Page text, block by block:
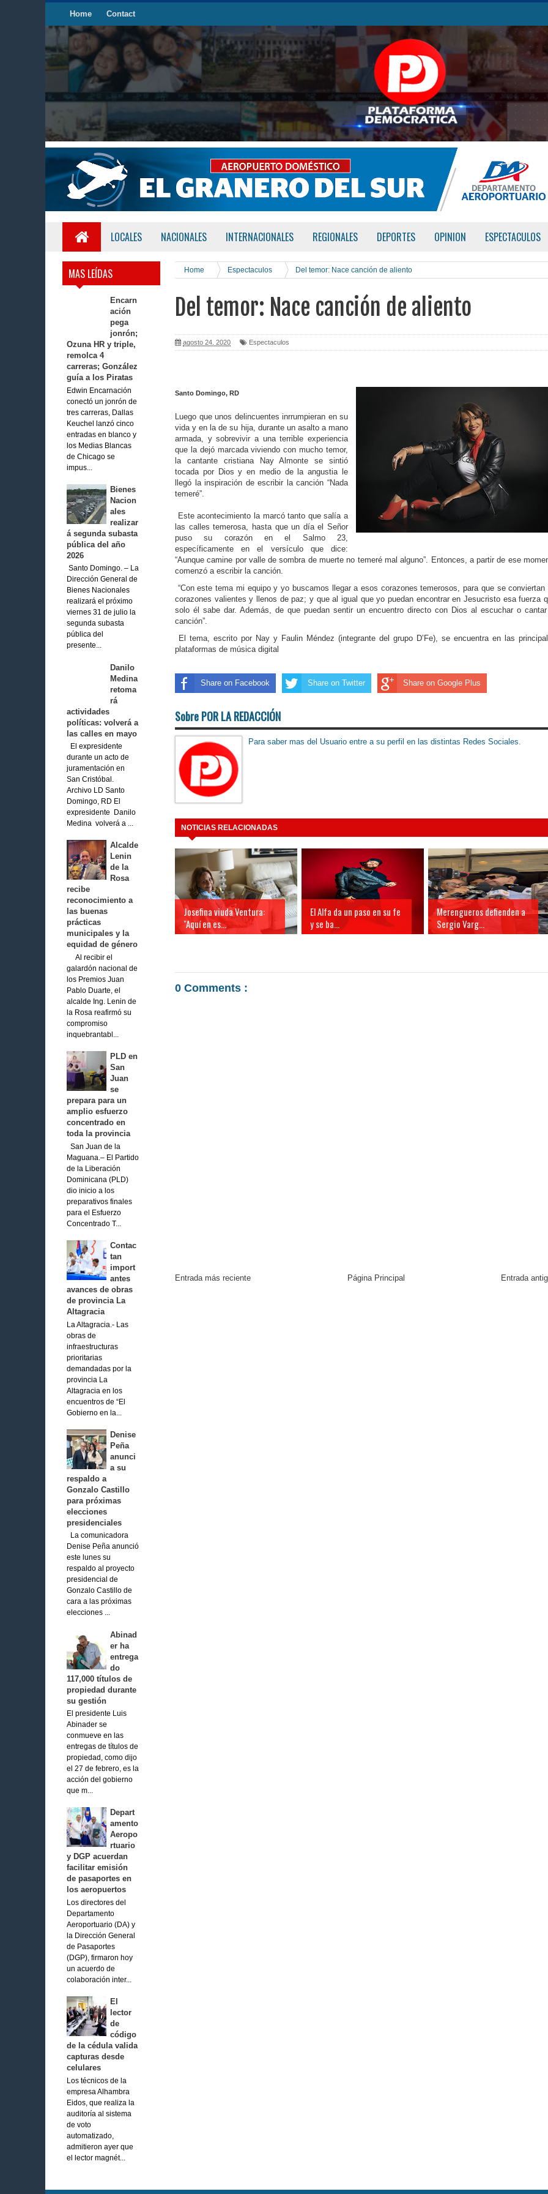
Home Contact
LOCALES NACIONALES INTERNACIONALES REGIONALES DEPORTES OPINION ESPECTACULOS
MAS LEÍDAS
Encarn
ación
pega
jonrón;
Ozuna HR y triple,
remolca 4
carreras; González
guía a los Piratas
Edwin Encarnación
conectó un jonrón de
tres carreras, Dallas
Keuchel lanzó cinco
entradas en blanco y
los Medias Blancas
de Chicago se
impus...
Bienes
Nacion
ales
realizar
á segunda subasta
pública del año
2026
Santo Domingo. – La
Dirección General de
Bienes Nacionales
realizará el próximo
viernes 31 de julio la
segunda subasta
pública del
presente...
Danilo
Medina
retoma
rá
actividades
políticas: volverá a
las calles en mayo
El expresidente
durante un acto de
juramentación en
San Cristóbal.
Archivo LD Santo
Domingo, RD El
expresidente Danilo
Medina volverá a ...
Alcalde
Lenin
de la
Rosa
recibe
reconocimiento a
las buenas
prácticas
municipales y la
equidad de género
Al recibir el
galardón nacional de
los Premios Juan
Pablo Duarte, el
alcalde Ing. Lenin de
la Rosa reafirmó su
compromiso
inquebrantabl...
PLD en
San
Juan
se
prepara para un
amplio esfuerzo
concentrado en
toda la provincia
San Juan de la
Maguana.– El Partido
de la Liberación
Dominicana (PLD)
dio inicio a los
preparativos finales
para el Esfuerzo
Concentrado T...
Contac
tan
import
antes
avances de obras
de provincia La
Altagracia
La Altagracia.- Las
obras de
infraestructuras
prioritarias
demandadas por la
provincia La
Altagracia en los
encuentros de “El
Gobierno en la...
Denise
Peña
anunci
a su
respaldo a
Gonzalo Castillo
para próximas
elecciones
presidenciales
La comunicadora
Denise Peña anunció
este lunes su
respaldo al proyecto
presidencial de
Gonzalo Castillo de
cara a las próximas
elecciones ...
Abinad
er ha
entrega
do
117,000 títulos de
propiedad durante
su gestión
El presidente Luis
Abinader se
conmueve en las
entregas de títulos de
propiedad, como dijo
el 27 de febrero, es la
acción del gobierno
que m...
Depart
amento
Aeropo
rtuario
y DGP acuerdan
facilitar emisión
de pasaportes en
los aeropuertos
Los directores del
Departamento
Aeroportuario (DA) y
la Dirección General
de Pasaportes
(DGP), firmaron hoy
un acuerdo de
colaboración inter...
El
lector
de
código
de la cédula valida
capturas desde
celulares
Los técnicos de la
empresa Alhambra
Eidos, que realiza la
auditoría al sistema
de voto
automatizado,
admitieron ayer que
el lector magnét...
Home Espectaculos Del temor: Nace canción de aliento
Del temor: Nace canción de aliento
agosto 24, 2020 Espectaculos
Santo Domingo, RD
Luego que unos delincuentes inrrumpieran en su
vida y en la de su hija, durante un asalto a mano
armada, y sobrevivir a una terrible experiencia
que la dejó marcada viviendo con mucho temor,
la cantante cristiana Nay Almonte se sintió
tocada por Dios y en medio de la angustia le
llegó la inspiración de escribir la canción “Nada
temeré”.
Este acontecimiento la marcó tanto que salía a
las calles temerosa, hasta que un día el Señor
puso su corazón en el Salmo 23,
específicamente en el versículo que dice:
“Aunque camine por valle de sombra de muerte no temeré mal alguno”. Entonces, a partir de ese
comenzó a escribir la canción.
“Con este tema mi equipo y yo buscamos llegar a esos corazones temerosos, para que se conviertan
corazones valientes y llenos de paz; y que al igual que yo puedan encontrar en Jesucristo esa fuerza
solo él sabe dar. Además, de que puedan sentir un encuentro directo con Dios al escuchar o
canción”.
El tema, escrito por Nay y Faulin Méndez (integrante del grupo D’Fe), se encuentra en las
plataformas de música digital
Share on Facebook Share on Twitter Share on Google Plus
Sobre POR LA REDACCIÓN
Para saber mas del Usuario entre a su perfil en las distintas Redes Sociales.
NOTICIAS RELACIONADAS
Josefina viuda Ventura:
"Aquí en es...
El Alfa da un paso en su fe
y se ba...
Merengueros defienden a
Sergio Varg...
0 Comments :
Entrada más reciente Entrada
Página Principal